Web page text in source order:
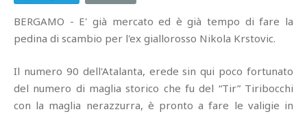
BERGAMO - E' già mercato ed è già tempo di fare la
pedina di scambio per l'ex giallorosso Nikola Krstovic.
Il numero 90 dell'Atalanta, erede sin qui poco fortunato
del numero di maglia storico che fu del “Tir” Tiribocchi
con la maglia nerazzurra, è pronto a fare le valigie in